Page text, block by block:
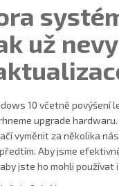
už
10 včetně povýšení
upgrade
vyměnit za několika
Aby jsme
jste ho mohli používat